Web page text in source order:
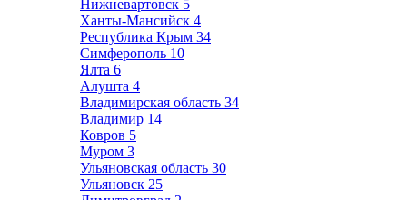
Нижневартовск 5
Ханты-Мансийск 4
Республика Крым 34
Симферополь 10
Ялта 6
Алушта 4
Владимирская область 34
Владимир 14
Ковров 5
Муром 3
Ульяновская область 30
Ульяновск 25